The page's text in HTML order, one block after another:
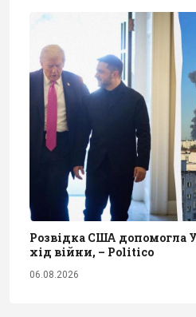
Розвідка США допомогла
хід війни, – Politico
06.08.2026